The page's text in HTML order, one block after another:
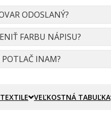
ODOSLANÝ?
FARBU NÁPISU?
POTLAČ INAM?
VEĽKOSTNÁ TABUĽKA